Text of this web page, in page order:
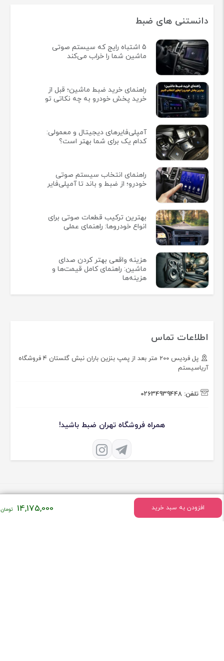
افزودن به سبد خرید 14,175,000
دانستنی های ضبط
5 اشتباه رایج که سیستم صوتی
ماشین شما را خراب می‌کند
راهنمای خرید ضبط ماشین؛ قبل از
خرید پخش خودرو به چه نکاتی تو
آمپلی‌فایرهای دیجیتال و معمولی:
کدام یک برای شما بهتر است؟
راهنمای انتخاب سیستم صوتی
خودرو؛ از ضبط و باند تا آمپلی‌فایر
بهترین ترکیب قطعات صوتی برای
انواع خودروها: راهنمای عملی
هزینه واقعی بهتر کردن صدای
ماشین: راهنمای کامل قیمت‌ها و
هزینه‌ها
اطلاعات تماس
پل فردیس ۲۰۰ متر بعد از پمپ بنزین باران نبش گلستان ۴ فروشگاه
آریاسیستم
تلفن: 02634939448
همراه فروشگاه تهران ضبط باشید!
درباره فروشگاه تهران ضبط